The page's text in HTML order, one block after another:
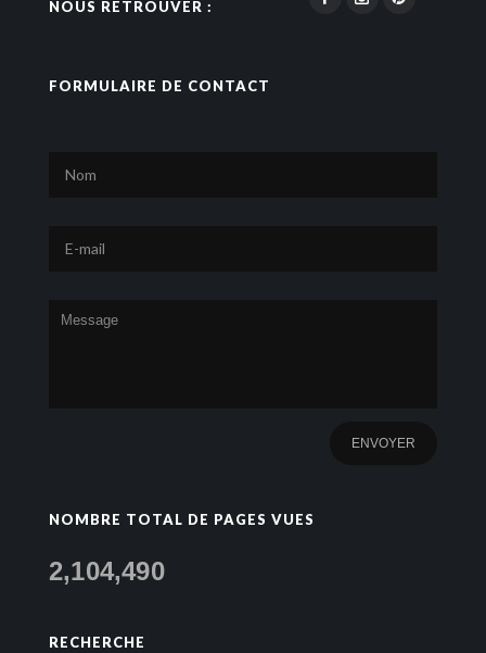
NOUS RETROUVER :
FORMULAIRE DE CONTACT
NOMBRE TOTAL DE PAGES VUES
2,104,490
RECHERCHE